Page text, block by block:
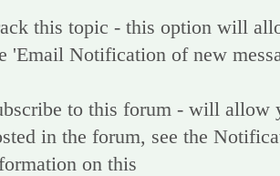
this topic - this option will
'Email Notification of new
to this forum - will allow
in the forum, see the
on this